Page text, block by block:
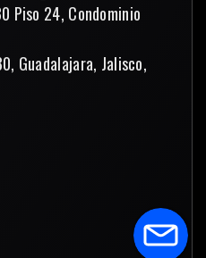
Piso 24, Condominio
Guadalajara, Jalisco,